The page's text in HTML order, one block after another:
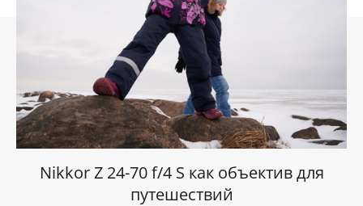
Nikkor Z 24-70 f/4 S как объектив для
путешествий